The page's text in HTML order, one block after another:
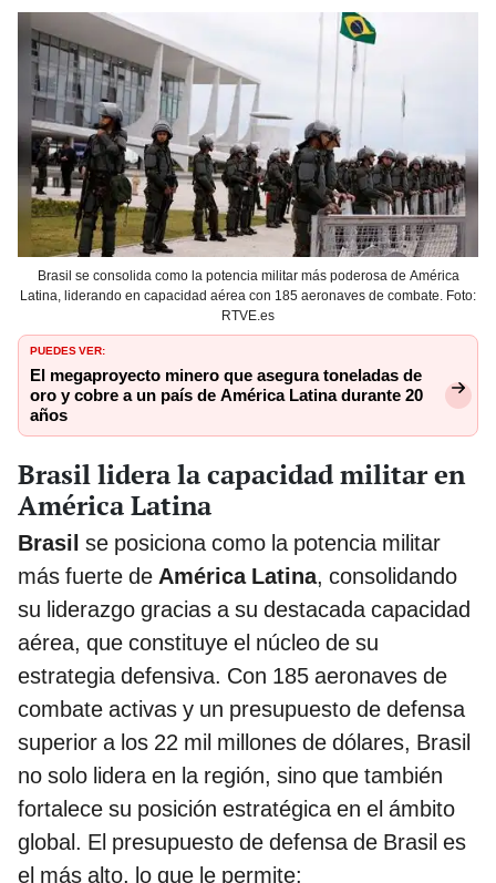
Brasil se consolida como la potencia militar más poderosa de América
Latina, liderando en capacidad aérea con 185 aeronaves de combate. Foto:
RTVE.es
PUEDES VER:
El megaproyecto minero que asegura toneladas de
oro y cobre a un país de América Latina durante 20
años
Brasil lidera la capacidad militar en
América Latina
Brasil se posiciona como la potencia militar
más fuerte de América Latina, consolidando
su liderazgo gracias a su destacada capacidad
aérea, que constituye el núcleo de su
estrategia defensiva. Con 185 aeronaves de
combate activas y un presupuesto de defensa
superior a los 22 mil millones de dólares, Brasil
no solo lidera en la región, sino que también
fortalece su posición estratégica en el ámbito
global. El presupuesto de defensa de Brasil es
el más alto, lo que le permite: